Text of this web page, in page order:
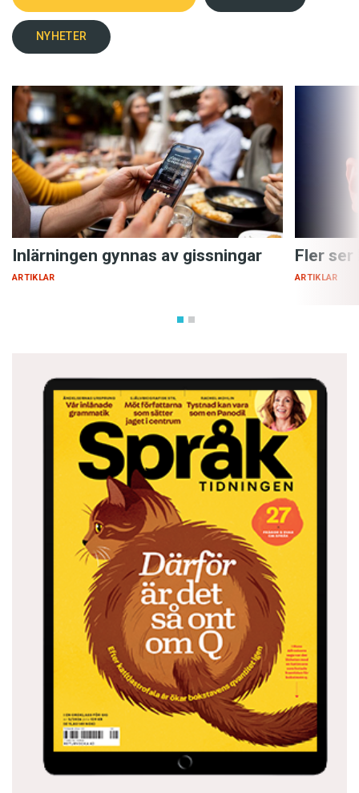
NYHETER
Inlärningen gynnas av gissningar
ARTIKLAR
Fler
ARTIKLAR